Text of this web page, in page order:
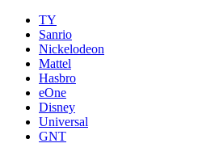
TY
Sanrio
Nickelodeon
Mattel
Hasbro
eOne
Disney
Universal
GNT